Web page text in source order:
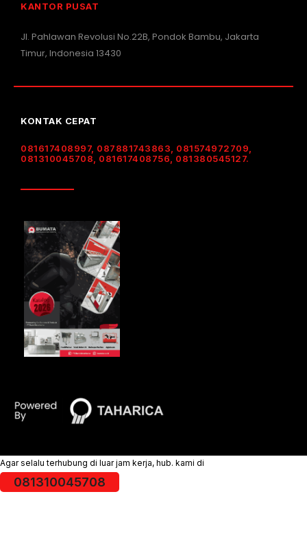
KANTOR PUSAT
Jl. Pahlawan Revolusi No.22B, Pondok Bambu, Jakarta
Timur, Indonesia 13430
KONTAK CEPAT
081617408997, 087881743863, 081574972709,
081310045708, 081617408756, 081380545127.
Agar selalu terhubung di luar jam kerja, hub. kami di
081310045708